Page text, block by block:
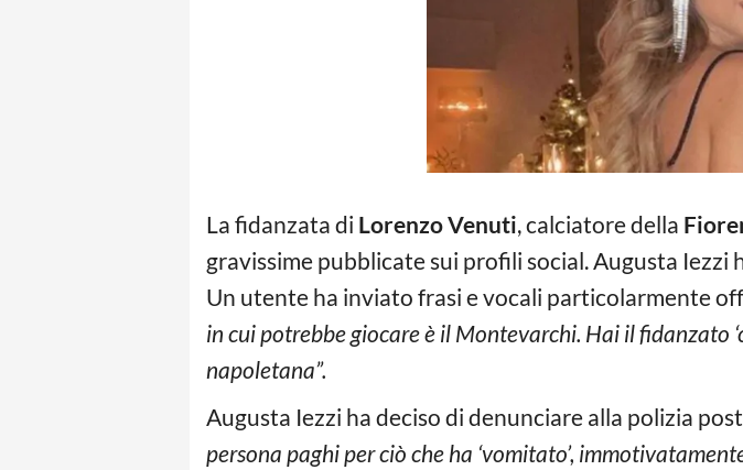
La fidanzata di Lorenzo Venuti, calciatore della
gravissime pubblicate sui profili social. Augusta
Un utente ha inviato frasi e vocali particolarmente
in cui potrebbe giocare è il Montevarchi. Hai il fidanzato
napoletana”.
Augusta Iezzi ha deciso di denunciare alla polizia
persona paghi per ciò che ha ‘vomitato’,